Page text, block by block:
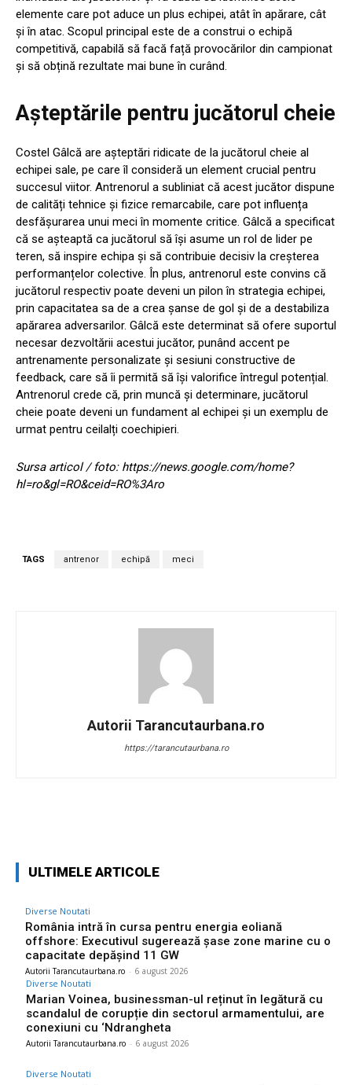
elemente care pot aduce un plus echipei, atât în apărare, cât
și în atac. Scopul principal este de a construi o echipă
competitivă, capabilă să facă față provocărilor din campionat
și să obțină rezultate mai bune în curând.
Așteptările pentru jucătorul cheie
Costel Gâlcă are așteptări ridicate de la jucătorul cheie al
echipei sale, pe care îl consideră un element crucial pentru
succesul viitor. Antrenorul a subliniat că acest jucător dispune
de calități tehnice și fizice remarcabile, care pot influența
desfășurarea unui meci în momente critice. Gâlcă a specificat
că se așteaptă ca jucătorul să își asume un rol de lider pe
teren, să inspire echipa și să contribuie decisiv la creșterea
performanțelor colective. În plus, antrenorul este convins că
jucătorul respectiv poate deveni un pilon în strategia echipei,
prin capacitatea sa de a crea șanse de gol și de a destabiliza
apărarea adversarilor. Gâlcă este determinat să ofere suportul
necesar dezvoltării acestui jucător, punând accent pe
antrenamente personalizate și sesiuni constructive de
feedback, care să îi permită să își valorifice întregul potențial.
Antrenorul crede că, prin muncă și determinare, jucătorul
cheie poate deveni un fundament al echipei și un exemplu de
urmat pentru ceilalți coechipieri.
Sursa articol / foto: https://news.google.com/home?
hl=ro&gl=RO&ceid=RO%3Aro
TAGS antrenor echipă meci
Autorii Tarancutaurbana.ro
https://tarancutaurbana.ro
ULTIMELE ARTICOLE
Diverse Noutati
România intră în cursa pentru energia eoliană
offshore: Executivul sugerează șase zone marine cu o
capacitate depășind 11 GW
Autorii Tarancutaurbana.ro - 6 august 2026
Diverse Noutati
Marian Voinea, businessman-ul reținut în legătură cu
scandalul de corupție din sectorul armamentului, are
conexiuni cu ‘Ndrangheta
Autorii Tarancutaurbana.ro - 6 august 2026
Diverse Noutati